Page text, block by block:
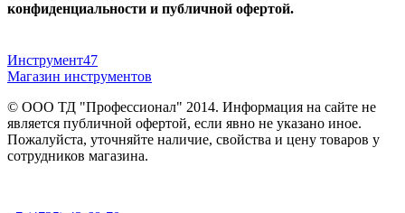
конфиденциальности и публичной офертой.
Инструмент47
Магазин инструментов
© ООО ТД "Профессионал" 2014. Информация на сайте не
является публичной офертой, если явно не указано иное.
Пожалуйста, уточняйте наличие, свойства и цену товаров у
сотрудников магазина.